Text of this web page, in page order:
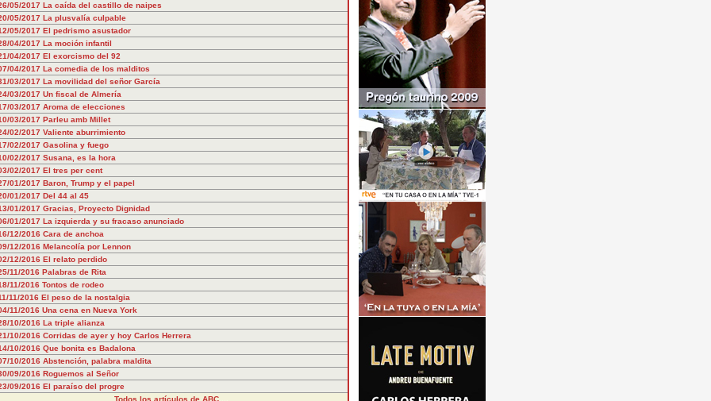
05/2017 La caída del castillo de naipes
05/2017 La plusvalía culpable
05/2017 El pedrismo asustador
04/2017 La moción infantil
04/2017 El exorcismo del 92
04/2017 La comedia de los malditos
03/2017 La movilidad del señor García
03/2017 Un fiscal de Almería
03/2017 Aroma de elecciones
03/2017 Parleu amb Millet
02/2017 Valiente aburrimiento
02/2017 Gasolina y fuego
02/2017 Susana, es la hora
02/2017 El tres per cent
01/2017 Baron, Trump y el papel
01/2017 Del 44 al 45
01/2017 Gracias, Proyecto Dignidad
01/2017 La izquierda y su fracaso anunciado
12/2016 Cara de anchoa
12/2016 Melancolía por Lennon
12/2016 El relato perdido
11/2016 Palabras de Rita
11/2016 Tontos de rodeo
11/2016 El peso de la nostalgia
11/2016 Una cena en Nueva York
10/2016 La triple alianza
10/2016 Corridas de ayer y hoy Carlos Herrera
10/2016 Que bonita es Badalona
10/2016 Abstención, palabra maldita
09/2016 Roguemos al Señor
09/2016 El paraíso del progre
Todos los artículos de ABC....